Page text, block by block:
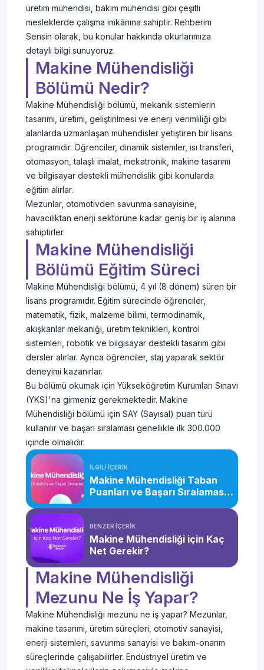
üretim mühendisi, bakım mühendisi gibi çeşitli
mesleklerde çalışma imkânına sahiptir. Rehberim
Sensin olarak, bu konular hakkında okurlarımıza
detaylı bilgi sunuyoruz.
Makine Mühendisliği
Bölümü Nedir?
Makine Mühendisliği bölümü, mekanik sistemlerin
tasarımı, üretimi, geliştirilmesi ve enerji verimliliği gibi
alanlarda uzmanlaşan mühendisler yetiştiren bir lisans
programıdır. Öğrenciler, dinamik sistemler, ısı transferi,
otomasyon, talaşlı imalat, mekatronik, makine tasarımı
ve bilgisayar destekli mühendislik gibi konularda
eğitim alırlar.
Mezunlar, otomotivden savunma sanayisine,
havacılıktan enerji sektörüne kadar geniş bir iş alanına
sahiptirler.
Makine Mühendisliği
Bölümü Eğitim Süreci
Makine Mühendisliği bölümü, 4 yıl (8 dönem) süren bir
lisans programıdır. Eğitim sürecinde öğrenciler,
matematik, fizik, malzeme bilimi, termodinamik,
akışkanlar mekaniği, üretim teknikleri, kontrol
sistemleri, robotik ve bilgisayar destekli tasarım gibi
dersler alırlar. Ayrıca öğrenciler, staj yaparak sektör
deneyimi kazanırlar.
Bu bölümü okumak için Yükseköğretim Kurumları Sınavı
(YKS)'na girmeniz gerekmektedir. Makine
Mühendisliği bölümü için SAY (Sayısal) puan türü
kullanılır ve başarı sıralaması genellikle ilk 300.000
içinde olmalıdır.
İLGİLİ İÇERİK
Makine Mühendisliği Taban
Puanları ve Başarı Sıralaması
BENZER İÇERİK
Makine Mühendisliği için Kaç
Net Gerekir?
Makine Mühendisliği
Mezunu Ne İş Yapar?
Makine Mühendisliği mezunu ne iş yapar? Mezunlar,
makine tasarımı, üretim süreçleri, otomotiv sanayisi,
enerji sistemleri, savunma sanayisi ve bakım-onarım
süreçlerinde çalışabilirler. Endüstriyel üretim ve